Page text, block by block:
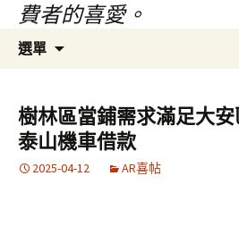
費者的喜愛。
選單
容
樹林區當鋪需求滿足大
泰山機車借款
2025-04-12 AR喜帖